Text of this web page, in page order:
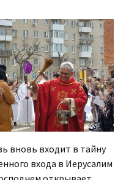
вновь входит в тайну
входа в Иерусалим